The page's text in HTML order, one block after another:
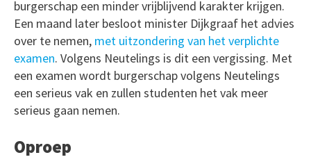
burgerschap een minder vrijblijvend karakter krijgen.
Een maand later besloot minister Dijkgraaf het advies
over te nemen, met uitzondering van het verplichte
examen. Volgens Neutelings is dit een vergissing. Met
een examen wordt burgerschap volgens Neutelings
een serieus vak en zullen studenten het vak meer
serieus gaan nemen.
Oproep